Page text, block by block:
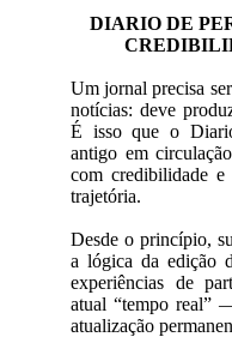
DIARIO DE
Um jornal precisa
notícias: deve
É isso que o
antigo em
com credibilidade e
trajetória.
Desde o princípio,
a lógica da edição
experiências de
atual “tempo real”
atualização